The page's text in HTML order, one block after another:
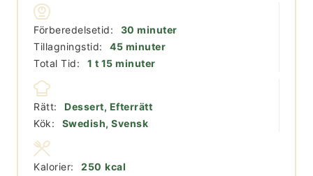
Förberedelsetid: 30 minuter
minuter
Tillagningstid:
45minuter
minuter
Total Tid:
1 timme
t 15minuter
minuter
Rätt:
Dessert, Efterrätt
Kök:
Swedish, Svensk
Kalorier: 250 kcal